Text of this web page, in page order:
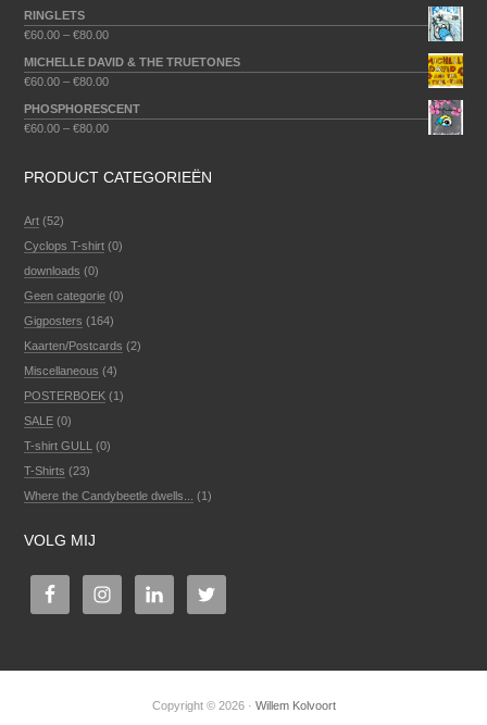
RINGLETS
€60.00 –€80.00
MICHELLE DAVID & THE TRUETONES
€60.00 –€80.00
PHOSPHORESCENT
€60.00 –€80.00
PRODUCT CATEGORIEËN
Art (52)
Cyclops T-shirt (0)
downloads (0)
Geen categorie (0)
Gigposters (164)
Kaarten/Postcards (2)
Miscellaneous (4)
POSTERBOEK (1)
SALE (0)
T-shirt GULL
(0)
T-Shirts (23)
Where the Candybeetle dwells...
(1)
VOLG MIJ
Copyright © 2026 · Willem Kolvoort